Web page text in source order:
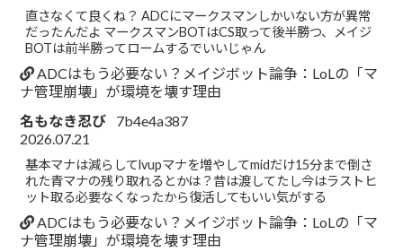
直さなくて良くね？ ADCにマークスマンしかいない方が異常
だったんだよ マークスマンBOTはCS取って後半勝つ、メイジ
BOTは前半勝ってロームするでいいじゃん
ADCはもう必要ない？メイジボット論争：LoLの「マ
ナ管理崩壊」が環境を壊す理由
名もなき忍び
7b4e4a387
2026.07.21
基本マナは減らしてlvupマナを増やしてmidだけ15分まで倒さ
れた青マナの残り取れるとかは？昔は渡してたし今はラストヒ
ット取る必要なくなったから復活してもいい気がする
ADCはもう必要ない？メイジボット論争：LoLの「マ
ナ管理崩壊」が環境を壊す理由